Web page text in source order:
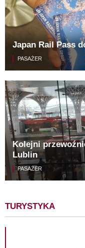
Japan Rail Pass
PASAŻER
Kolejni
Lublin
PASAŻER
TURYSTYKA